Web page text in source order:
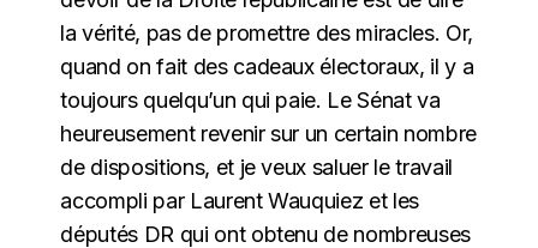
la vérité, pas de promettre des miracles. Or,
quand on fait des cadeaux électoraux, il y a
toujours quelqu’un qui paie. Le Sénat va
heureusement revenir sur un certain nombre
de dispositions, et je veux saluer le travail
accompli par Laurent Wauquiez et les
députés DR qui ont obtenu de nombreuses